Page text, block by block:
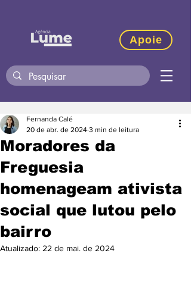
Apoie
Moradores da
Freguesia
homenageam ativista
social que lutou pelo
bairro
Fernanda Calé
20 de abr. de 2024 3 min de leitura
Atualizado: 22 de mai. de 2024